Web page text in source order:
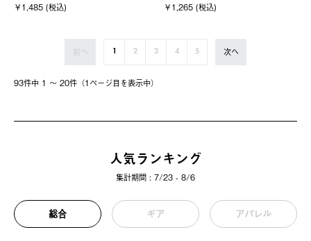
￥1,485 (税込) ￥1,265 (税込)
93件中 1 〜 20件（1ページ⽬を表⽰中）
前へ 1 2 3 4 5 次へ
人気ランキング
集計期間 : 7/23 - 8/6
総合 ギア アパレル